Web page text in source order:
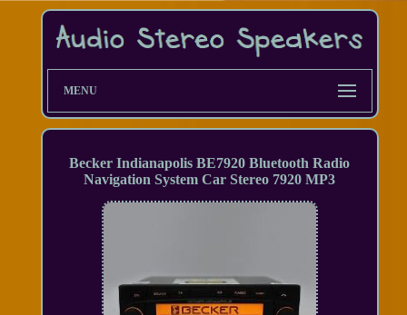
MENU
Becker Indianapolis BE7920 Bluetooth Radio
Navigation System Car Stereo 7920 MP3